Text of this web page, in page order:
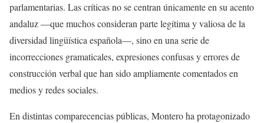
parlamentarias. Las críticas no se centran únicamente en su acento
andaluz —que muchos consideran parte legítima y valiosa de la
diversidad lingüística española—, sino en una serie de
incorrecciones gramaticales, expresiones confusas y errores de
construcción verbal que han sido ampliamente comentados en
medios y redes sociales.
En distintas comparecencias públicas, Montero ha protagonizado